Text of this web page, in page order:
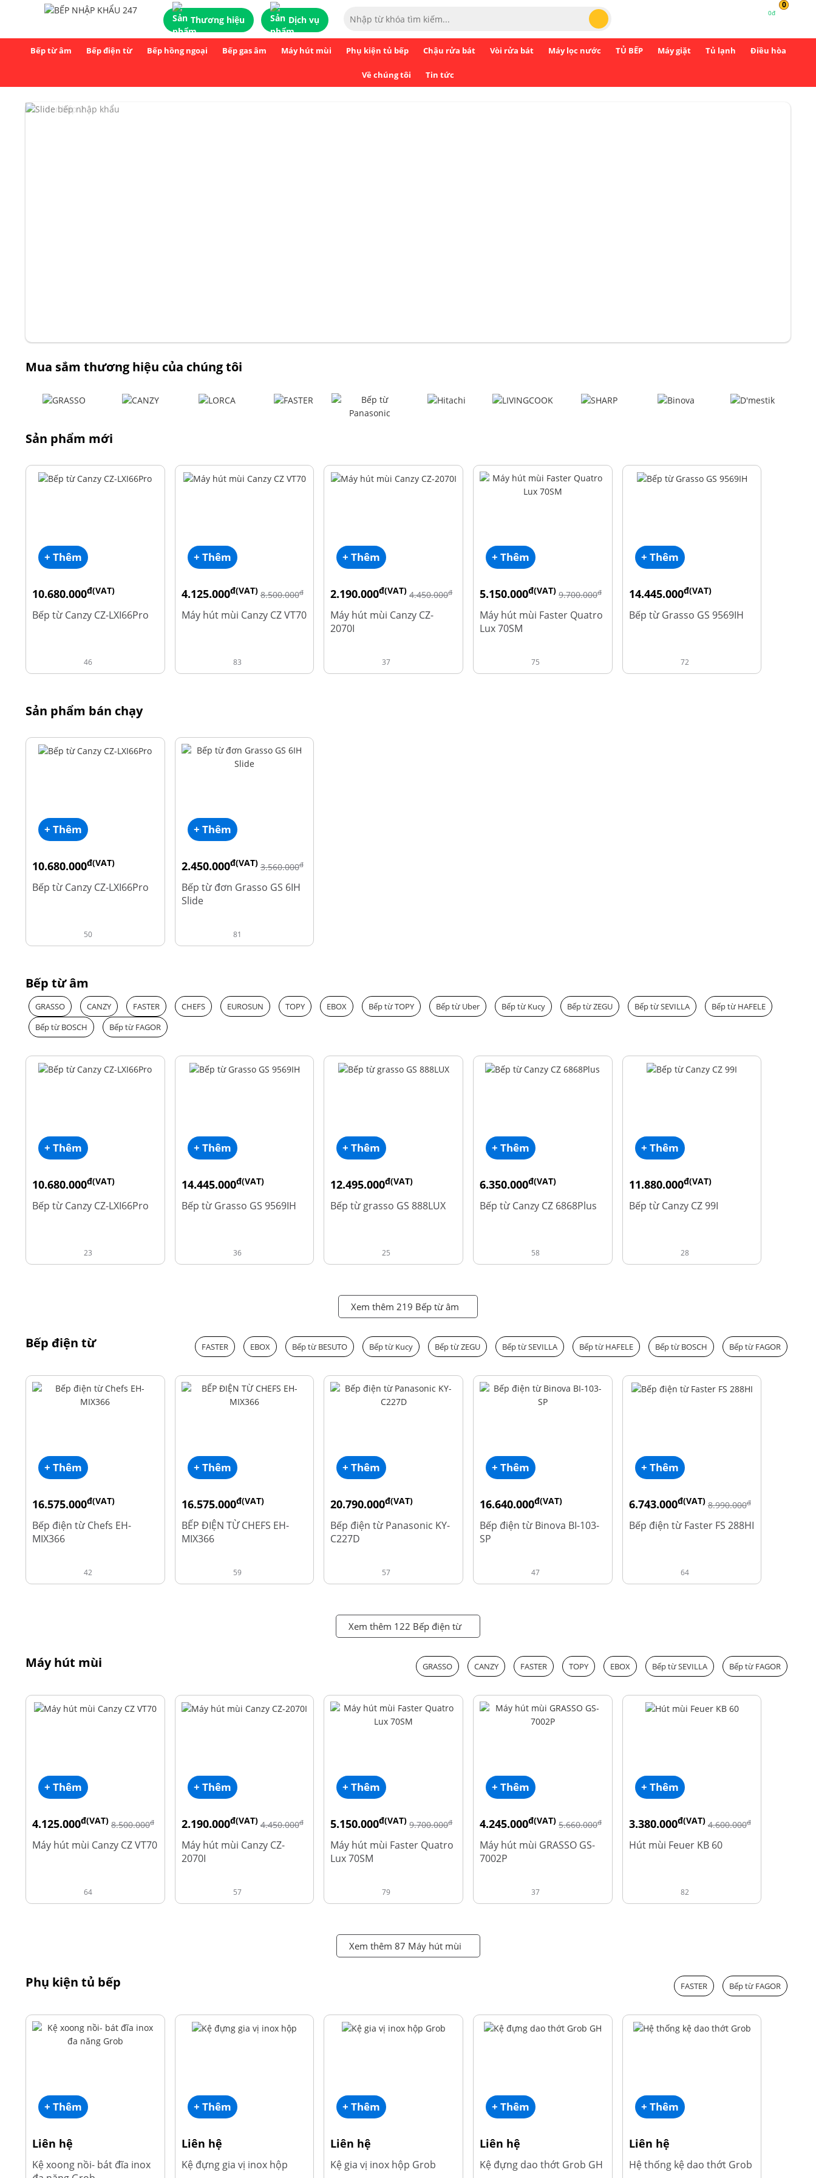
Thương hiệu Dịch vụ
0
0đ
Bếp từ âm Bếp điện từ Bếp hồng ngoại Bếp gas âm Máy hút mùi Phụ kiện tủ bếp Chậu rửa bát Vòi rửa bát Máy lọc nước TỦ BẾP Máy giặt Tủ lạnh Điều hòa
Về chúng tôi Tin tức
Mua sắm thương hiệu của chúng tôi
Sản phẩm mới
+ Thêm
10.680.000đ(VAT)
15.980.000
Bếp từ Canzy CZ-LXI66Pro
46
+ Thêm
4.125.000đ(VAT) 8.500.000đ
Máy hút mùi Canzy CZ VT70
83
+ Thêm
2.190.000đ(VAT) 4.450.000đ
Máy hút mùi Canzy CZ-
2070I
37
+ Thêm
5.150.000đ(VAT) 9.700.000đ
Máy hút mùi Faster Quatro
Lux 70SM
75
+ Thêm
14.445.000đ(VAT)
19.260.000
Bếp từ Grasso GS 9569IH
72
Sản phẩm bán chạy
+ Thêm
10.680.000đ(VAT)
15.980.000
Bếp từ Canzy CZ-LXI66Pro
50
+ Thêm
2.450.000đ(VAT) 3.560.000đ
Bếp từ đơn Grasso GS 6IH
Slide
81
Bếp từ âm
GRASSO CANZY FASTER CHEFS EUROSUN TOPY EBOX Bếp từ TOPY Bếp từ Uber Bếp từ Kucy Bếp từ ZEGU Bếp từ SEVILLA
Bếp từ HAFELE
Bếp từ BOSCH
Bếp từ FAGOR
+ Thêm
10.680.000đ(VAT)
15.980.000
Bếp từ Canzy CZ-LXI66Pro
23
+ Thêm
14.445.000đ(VAT)
19.260.000
Bếp từ Grasso GS 9569IH
36
+ Thêm
12.495.000đ(VAT)
16.660.000
Bếp từ grasso GS 888LUX
25
+ Thêm
6.350.000đ(VAT)
15.980.000
Bếp từ Canzy CZ 6868Plus
58
+ Thêm
11.880.000đ(VAT)
13.980.000
Bếp từ Canzy CZ 99I
28
Xem thêm 219 Bếp từ âm
Bếp điện từ FASTER EBOX Bếp từ BESUTO Bếp từ Kucy Bếp từ ZEGU Bếp từ SEVILLA Bếp từ HAFELE Bếp từ BOSCH Bếp từ FAGOR
+ Thêm
16.575.000đ(VAT)
19.500.000
Bếp điện từ Chefs EH-
MIX366
42
+ Thêm
16.575.000đ(VAT)
19.500.000
BẾP ĐIỆN TỪ CHEFS EH-
MIX366
59
+ Thêm
20.790.000đ(VAT)
25.990.000
Bếp điện từ Panasonic KY-
C227D
57
+ Thêm
16.640.000đ(VAT)
20.800.000
Bếp điện từ Binova BI-103-
SP
47
+ Thêm
6.743.000đ(VAT) 8.990.000đ
Bếp điện từ Faster FS 288HI
64
Xem thêm 122 Bếp điện từ
Máy hút mùi GRASSO CANZY FASTER TOPY EBOX Bếp từ SEVILLA Bếp từ FAGOR
+ Thêm
4.125.000đ(VAT) 8.500.000đ
Máy hút mùi Canzy CZ VT70
64
+ Thêm
2.190.000đ(VAT) 4.450.000đ
Máy hút mùi Canzy CZ-
2070I
57
+ Thêm
5.150.000đ(VAT) 9.700.000đ
Máy hút mùi Faster Quatro
Lux 70SM
79
+ Thêm
4.245.000đ(VAT) 5.660.000đ
Máy hút mùi GRASSO GS-
7002P
37
+ Thêm
3.380.000đ(VAT) 4.600.000đ
Hút mùi Feuer KB 60
82
Xem thêm 87 Máy hút mùi
Phụ kiện tủ bếp FASTER Bếp từ FAGOR
+ Thêm
Liên hệ
Kệ xoong nồi- bát đĩa inox
+ Thêm
Liên hệ
Kệ đựng gia vị inox hộp
+ Thêm
Liên hệ
Kệ gia vị inox hộp Grob
+ Thêm
Liên hệ
Kệ đựng dao thớt Grob GH
+ Thêm
Liên hệ
Hệ thống kệ dao thớt Grob